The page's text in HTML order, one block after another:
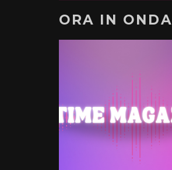
ORA IN ONDA